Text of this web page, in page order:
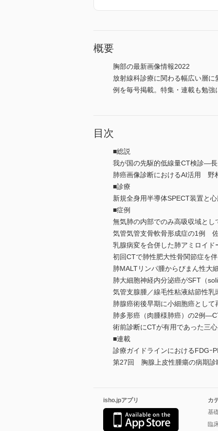
概要
胸部の最新画像情報2022
放射線科診療に関わる幅広い層
例を毎号掲載。特集・連載も勉強
目次
■総説
我が国の先駆的低線量CT検診―
肺癌画像診断におけるAI活用 野
■診療
新規全身用半導体SPECT装置と
■症例
無気肺の内部でのみ高吸収域と
気管気管支骨軟骨形成症の1例
乳腺病変を合併した肺アミロイ
初回CTで肺性肥大性骨関節症を
肺MALTリンパ腫からびまん性
肺大細胞神経内分泌癌がSFT（
気管支腺腫／線毛性粘液結節性
肺腺癌術後早期に小細胞癌とし
肺多形癌（肉腫様肺癌）の2例
術前診断にCTが有用であった三
■連載
診療ガイドラインにおけるFDGｰ
第27回 胸腺上皮性腫瘍の病期
isho.jpアプリ
カ
基
臨